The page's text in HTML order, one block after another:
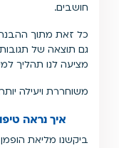
חושבים.
כל זאת מתוך ההבנה,
גם תוצאה של
מציעה לנו תהליך
משוחררת ויעילה
איך נראה
ביקשנו מליאת